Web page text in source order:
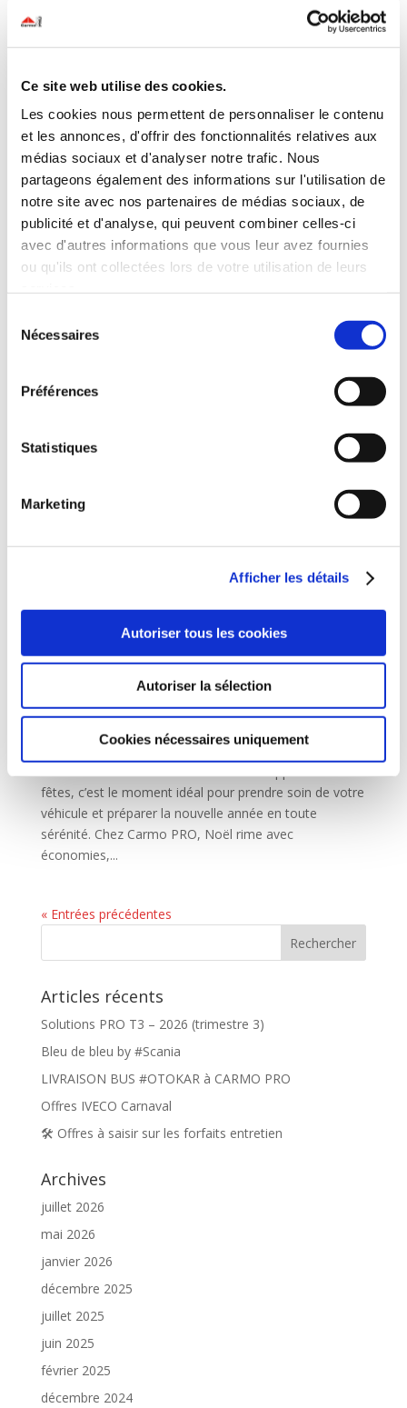
Ce site web utilise des cookies.
Les cookies nous permettent de personnaliser le contenu
et les annonces, d'offrir des fonctionnalités relatives aux
médias sociaux et d'analyser notre trafic. Nous
partageons également des informations sur l'utilisation de
notre site avec nos partenaires de médias sociaux, de
publicité et d'analyse, qui peuvent combiner celles-ci
avec d'autres informations que vous leur avez fournies
ou qu'ils ont collectées lors de votre utilisation de leurs
Nécessaires
Préférences
Statistiques
Marketing
Afficher les détails
Autoriser tous les cookies
Autoriser la sélection
Cookies nécessaires uniquement
Offres IVECO Carnaval
parCarmo PRO|Jan 27, 2026|Actualités ,Iveco
🎭 Offres Carnaval IVECODémarrage en fanfare avec
des avantages exceptionnels :-25% sur toutes les
pièces de rechange-10% sur les entretiens et révisions
Une opportunité idéale pour optimiser la performance
et la longévité de vos véhicules. 📆 Offre valable
🛠️ Offres à saisir sur les forfaits entretien
parCarmo PRO|Déc 15, 2025|Actualités
🎄🎁 Pendant la période de Noël, la magie des bonnes
fêtes, c’est le moment idéal pour prendre soin de votre
véhicule et préparer la nouvelle année en toute
sérénité. Chez Carmo PRO, Noël rime avec
économies,...
« Entrées précédentes
Articles récents
Solutions PRO T3 – 2026 (trimestre 3)
Bleu de bleu by #Scania
LIVRAISON BUS #OTOKAR à CARMO PRO
Offres IVECO Carnaval
🛠️ Offres à saisir sur les forfaits entretien
Archives
juillet 2026
mai 2026
janvier 2026
décembre 2025
juillet 2025
juin 2025
février 2025
décembre 2024